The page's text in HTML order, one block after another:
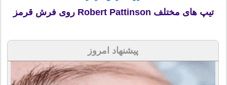
تیپ های مختلف Robert Pattinson روی فرش قرمز
پیشنهاد امروز